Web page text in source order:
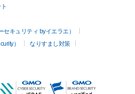
キュリティ byイエラエ）
）
なりすまし対策